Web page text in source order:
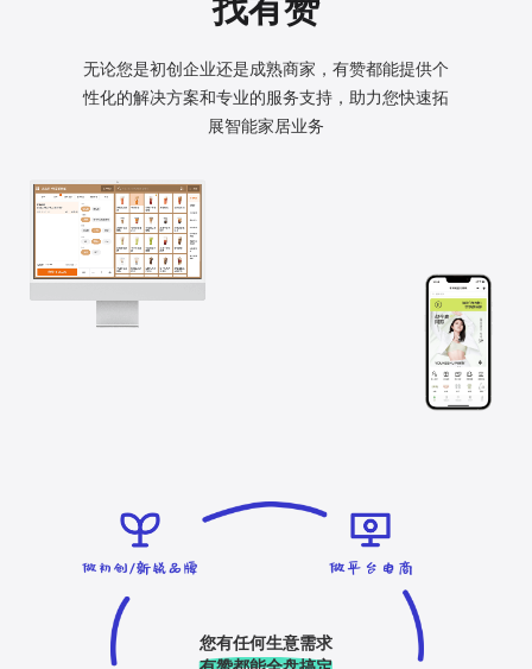
无论您是初创企业还是成熟商家，有赞都能提供个
性化的解决方案和专业的服务支持，助力您快速拓
展智能家居业务
您有任何生意需求